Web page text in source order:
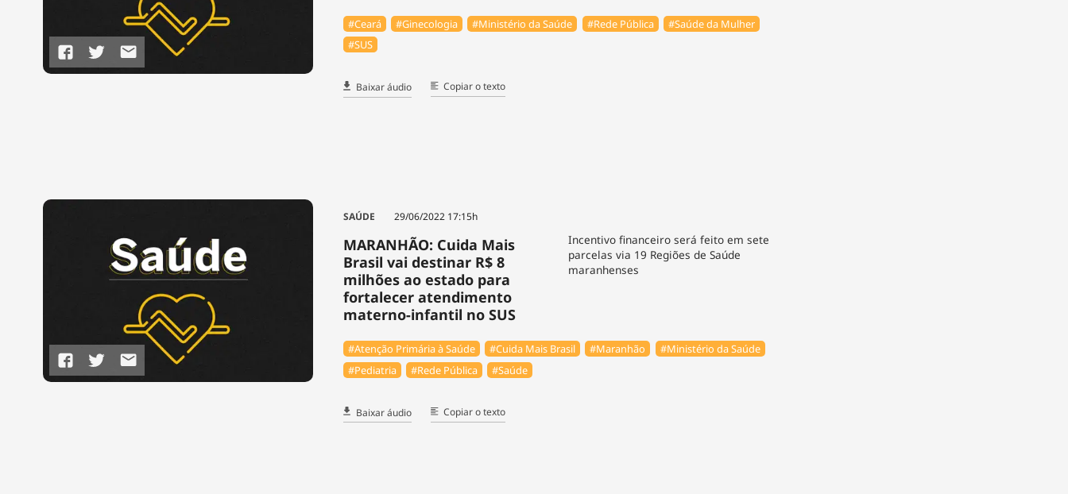
#Ceará #Ginecologia #Ministério da Saúde #Rede Pública
#Saúde da Mulher
#SUS
Baixar áudio Copiar o texto
SAÚDE 29/06/2022 17:15h
MARANHÃO: Cuida Mais
Brasil vai destinar R$ 8
milhões ao estado para
fortalecer atendimento
materno-infantil no SUS
Incentivo financeiro será feito em sete
parcelas via 19 Regiões de Saúde
maranhenses
#Atenção Primária à Saúde #Cuida Mais Brasil #Maranhão
#Ministério da Saúde
#Pediatria
#Rede Pública #Saúde
Baixar áudio Copiar o texto